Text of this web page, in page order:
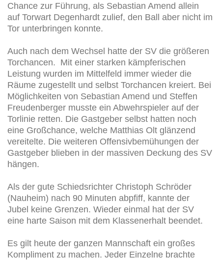
Chance zur Führung, als Sebastian Amend allein
auf Torwart Degenhardt zulief, den Ball aber nicht im
Tor unterbringen konnte.
Auch nach dem Wechsel hatte der SV die größeren
Torchancen. Mit einer starken kämpferischen
Leistung wurden im Mittelfeld immer wieder die
Räume zugestellt und selbst Torchancen kreiert. Bei
Möglichkeiten von Sebastian Amend und Steffen
Freudenberger musste ein Abwehrspieler auf der
Torlinie retten. Die Gastgeber selbst hatten noch
eine Großchance, welche Matthias Olt glänzend
vereitelte. Die weiteren Offensivbemühungen der
Gastgeber blieben in der massiven Deckung des SV
hängen.
Als der gute Schiedsrichter Christoph Schröder
(Nauheim) nach 90 Minuten abpfiff, kannte der
Jubel keine Grenzen. Wieder einmal hat der SV
eine harte Saison mit dem Klassenerhalt beendet.
Es gilt heute der ganzen Mannschaft ein großes
Kompliment zu machen. Jeder Einzelne brachte